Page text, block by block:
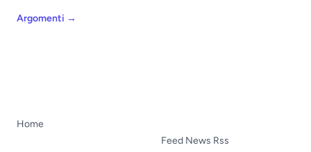
Argomenti →
Home
Feed News Rss